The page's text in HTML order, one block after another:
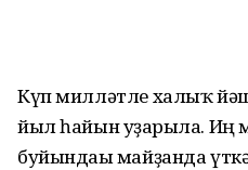
Күп милләтле халыҡ
йыл һайын уҙғарыла. Иң
буйындағы майҙанда